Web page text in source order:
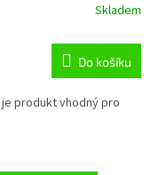
Skladem
Do košíku
je produkt vhodný pro